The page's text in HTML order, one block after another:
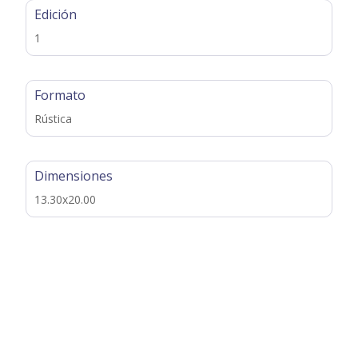
Edición
1
Formato
Rústica
Dimensiones
13.30x20.00